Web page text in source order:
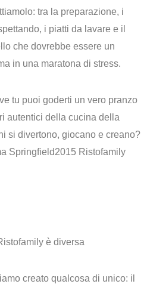
tra la preparazione, i
i piatti da lavare e il
che dovrebbe essere un
in una maratona di stress.
tu puoi goderti un vero pranzo
autentici della cucina della
si divertono, giocano e creano?
Springfield2015 Ristofamily
è diversa
creato qualcosa di unico: il